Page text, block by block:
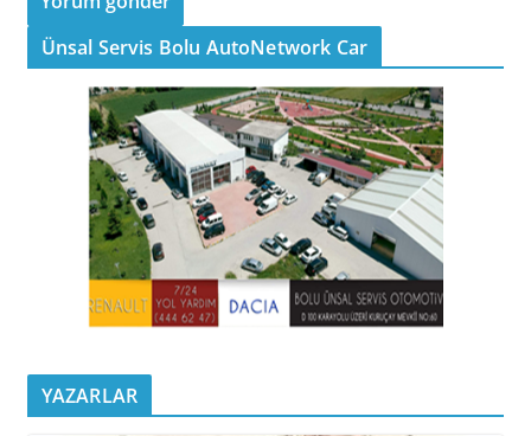
Ünsal Servis Bolu AutoNetwork Car
YAZARLAR